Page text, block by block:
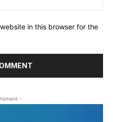
in this browser for the
-